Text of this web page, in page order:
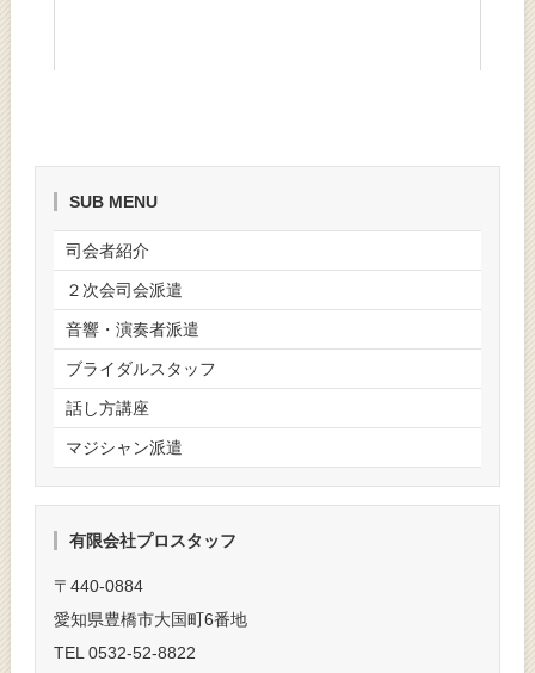
SUB MENU
司会者紹介
２次会司会派遣
音響・演奏者派遣
ブライダルスタッフ
話し方講座
マジシャン派遣
有限会社プロスタッフ
〒440-0884
愛知県豊橋市大国町6番地
TEL 0532-52-8822